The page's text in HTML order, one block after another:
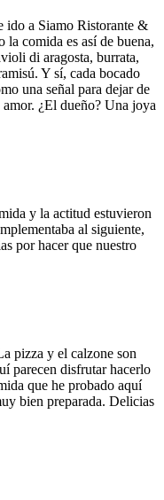
ido a Siamo Ristorante &
la comida es así de buena,
di aragosta, burrata,
Y sí, cada bocado
una señal para dejar de
¿El dueño? Una joya
y la actitud estuvieron
al siguiente,
por hacer que nuestro
pizza y el calzone son
parecen disfrutar hacerlo
que he probado aquí
bien preparada. Delicias